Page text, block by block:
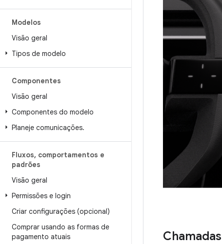
Modelos
Visão geral
Tipos de modelo
Componentes
Visão geral
Componentes do modelo
Planeje comunicações.
Fluxos, comportamentos e
padrões
Visão geral
Permissões e login
Criar configurações (opcional)
Comprar usando as formas de
pagamento atuais
Chamadas